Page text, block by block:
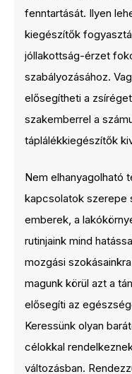
fenntartását. Ilyen
kiegészítők
jóllakottság-érzet
szabályozásához.
elősegítheti a
szakemberrel a
táplálékkiegészítők
Nem elhanyagolható
kapcsolatok szerepe
emberek, a
rutinjaink mind
mozgási
magunk körül azt a
elősegíti az
Keressünk olyan
célokkal
változásban.